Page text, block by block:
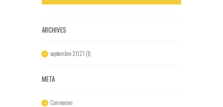
ARCHIVES
septembre2021 (1)
META
Connexion